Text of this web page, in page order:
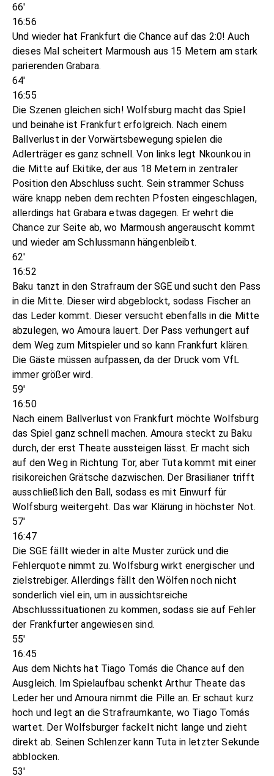
66'
16:56
Und wieder hat Frankfurt die Chance auf das 2:0! Auch
dieses Mal scheitert Marmoush aus 15 Metern am stark
parierenden Grabara.
64'
16:55
Die Szenen gleichen sich! Wolfsburg macht das Spiel
und beinahe ist Frankfurt erfolgreich. Nach einem
Ballverlust in der Vorwärtsbewegung spielen die
Adlerträger es ganz schnell. Von links legt Nkounkou in
die Mitte auf Ekitike, der aus 18 Metern in zentraler
Position den Abschluss sucht. Sein strammer Schuss
wäre knapp neben dem rechten Pfosten eingeschlagen,
allerdings hat Grabara etwas dagegen. Er wehrt die
Chance zur Seite ab, wo Marmoush angerauscht kommt
und wieder am Schlussmann hängenbleibt.
62'
16:52
Baku tanzt in den Strafraum der SGE und sucht den Pass
in die Mitte. Dieser wird abgeblockt, sodass Fischer an
das Leder kommt. Dieser versucht ebenfalls in die Mitte
abzulegen, wo Amoura lauert. Der Pass verhungert auf
dem Weg zum Mitspieler und so kann Frankfurt klären.
Die Gäste müssen aufpassen, da der Druck vom VfL
immer größer wird.
59'
16:50
Nach einem Ballverlust von Frankfurt möchte Wolfsburg
das Spiel ganz schnell machen. Amoura steckt zu Baku
durch, der erst Theate aussteigen lässt. Er macht sich
auf den Weg in Richtung Tor, aber Tuta kommt mit einer
risikoreichen Grätsche dazwischen. Der Brasilianer trifft
ausschließlich den Ball, sodass es mit Einwurf für
Wolfsburg weitergeht. Das war Klärung in höchster Not.
57'
16:47
Die SGE fällt wieder in alte Muster zurück und die
Fehlerquote nimmt zu. Wolfsburg wirkt energischer und
zielstrebiger. Allerdings fällt den Wölfen noch nicht
sonderlich viel ein, um in aussichtsreiche
Abschlusssituationen zu kommen, sodass sie auf Fehler
der Frankfurter angewiesen sind.
55'
16:45
Aus dem Nichts hat Tiago Tomás die Chance auf den
Ausgleich. Im Spielaufbau schenkt Arthur Theate das
Leder her und Amoura nimmt die Pille an. Er schaut kurz
hoch und legt an die Strafraumkante, wo Tiago Tomás
wartet. Der Wolfsburger fackelt nicht lange und zieht
direkt ab. Seinen Schlenzer kann Tuta in letzter Sekunde
abblocken.
53'